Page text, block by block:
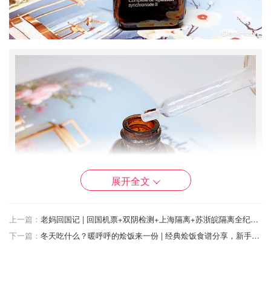
展开全文
上一篇：
老妈回国记 | 回国机票+双阴检测+上海隔离+苏浙皖隔离全纪录 | 附超全上海隔离酒店清单！
下一篇：
冬天吃什么？暖呼呼的烩饭来一份 | 经典烩饭食谱分享，新手也能快速学会！